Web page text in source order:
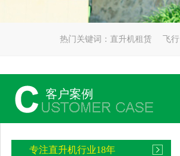
热门关键词： 直升机租赁 飞行
客户案例
专注直升机行业18年